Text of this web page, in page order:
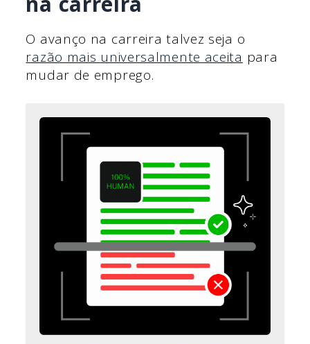
O avanço na carreira talvez seja o
razão mais universalmente aceita para
mudar de emprego.